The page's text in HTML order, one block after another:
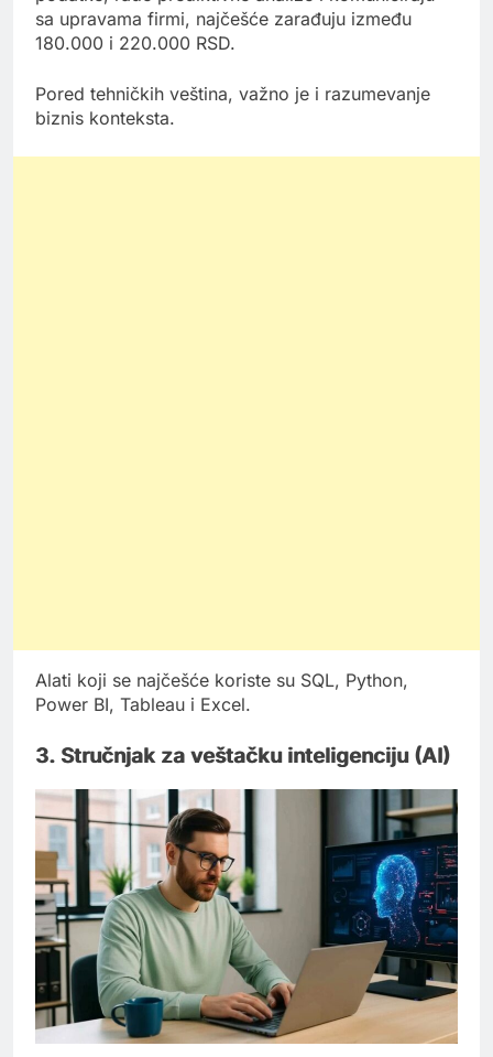
sa upravama firmi, najčešće zarađuju između
180.000 i 220.000 RSD.
Pored tehničkih veština, važno je i razumevanje
biznis konteksta.
Alati koji se najčešće koriste su SQL, Python,
Power BI, Tableau i Excel.
3. Stručnjak za veštačku inteligenciju (AI)